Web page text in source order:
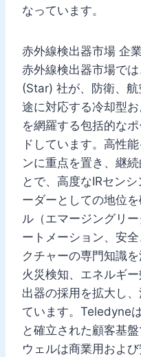
なっています。
赤外線検出器市場 企
赤外線検出器市場で
(Star) 社が、防衛、
途に対応する冷却型
を網羅する包括的な
ドしています。高性
ンに重点を置き、継
とで、高度なIRセン
ーダーとしての地位
ル（エマージングリ
ートメーション、安
クチャーの専門知識
火災検知、エネルギ
出器の採用を拡大し
ています。Teledyne
と確立された顧客基
ウェルは商業用およ